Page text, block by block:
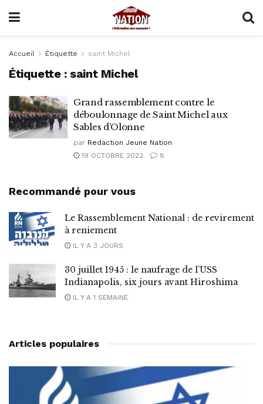
Accueil Étiquette saint Michel
Étiquette : saint Michel
Grand rassemblement contre le
déboulonnage de Saint Michel aux
Sables d’Olonne
par Redaction Jeune Nation
19 OCTOBRE 2022
8
Recommandé pour vous
Le Rassemblement National : de revirement
à reniement
IL Y A 3 JOURS
30 juillet 1945 : le naufrage de l’USS
Indianapolis, six jours avant Hiroshima
IL Y A 1 SEMAINE
Articles populaires